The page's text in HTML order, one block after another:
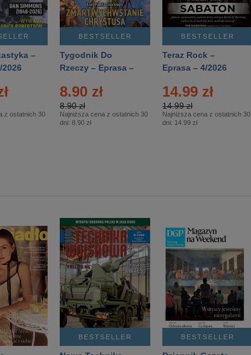
–
2026
z ostatnich 30
BESTSELLER
Tygodnik Do
Rzeczy – Eprasa –
8.90 zł
8.90 zł
Najniższa cena z ostatnich 30
dni: 8.90 zł
BESTSELLER
Teraz Rock –
Eprasa – 4/2026
14.99 zł
14.99 zł
Najniższa cena z ostatnich 30
dni: 14.99 zł
BESTSELLER BESTSELLER